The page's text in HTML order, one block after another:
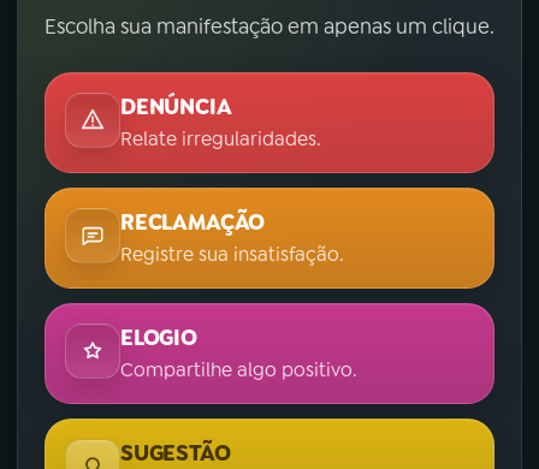
Escolha sua manifestação em apenas um clique.
DENÚNCIA
Relate irregularidades.
RECLAMAÇÃO
Registre sua insatisfação.
ELOGIO
Compartilhe algo positivo.
SUGESTÃO